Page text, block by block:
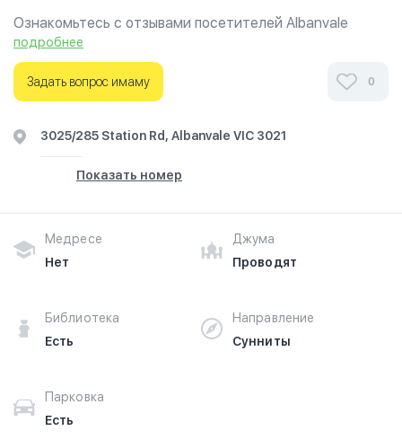
Ознакомьтесь с отзывами посетителей Albanvale
Mosque в г.Мельбурн на фотографиях и узнайте о
часах работы. Ваше духовное путешествие начинается
здесь.
подробнее
Задать вопрос имаму 0
3025/285 Station Rd, Albanvale VIC 3021
Показать номер
Медресе
Нет
Джума
Проводят
Библиотека
Есть
Направление
Сунниты
Парковка
Есть